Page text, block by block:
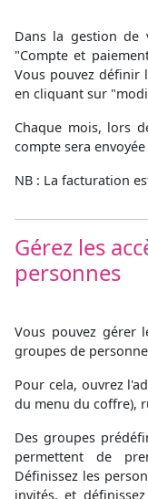
Dans la gestion de
"Compte et
Vous pouvez définir
en cliquant sur
Chaque mois, lors
compte sera
NB : La facturation
Gérez les
personnes
Vous pouvez gérer
groupes de
Pour cela, ouvrez
du menu du coffre),
Des groupes
permettent de
Définissez les
invités, et